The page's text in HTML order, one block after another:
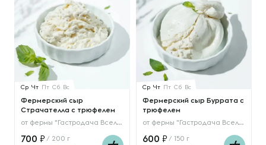
Ср Чт Пт Сб Вс
Фермерский сыр
Страчателла с трюфелем
от фермы "Гастродача Вселуг"
700 / 200 г
Ср Чт Пт Сб Вс
Фермерский сыр Буррата с
трюфелем
от фермы "Гастродача Вселуг"
600 / 150 г